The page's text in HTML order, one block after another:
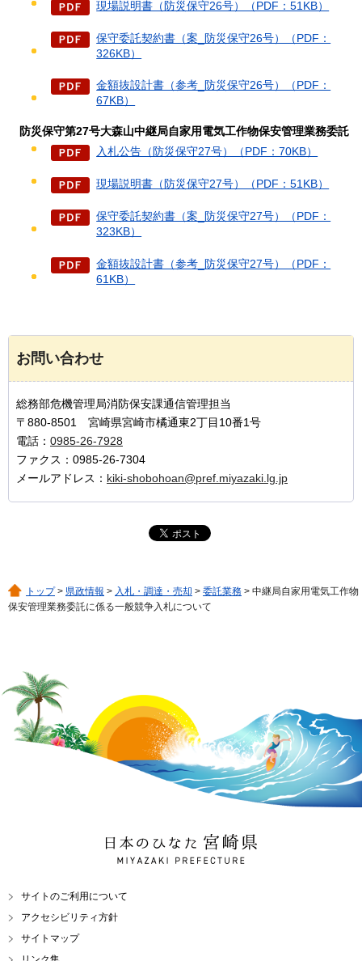
現場説明書（防災保守26号）（PDF：51KB）
保守委託契約書（案_防災保守26号）（PDF：
326KB）
金額抜設計書（参考_防災保守26号）（PDF：
67KB）
防災保守第27号大森山中継局自家用電気工作物保安管理業務委託
入札公告（防災保守27号）（PDF：70KB）
現場説明書（防災保守27号）（PDF：51KB）
保守委託契約書（案_防災保守27号）（PDF：
323KB）
金額抜設計書（参考_防災保守27号）（PDF：
61KB）
お問い合わせ
総務部危機管理局消防保安課通信管理担当
〒880-8501 宮崎県宮崎市橘通東2丁目10番1号
電話： 0985-26-7928
ファクス：0985-26-7304
メールアドレス： kiki-shobohoan@pref.miyazaki.lg.jp
トップ> 県政情報 > 入札・調達・売却 > 委託業務 > 中継局自家用電気工作物
保安管理業務委託に係る一般競争入札について
日本のひなた 宮崎県
MIYAZAKI PREFECTURE
サイトのご利用について
アクセシビリティ方針
サイトマップ